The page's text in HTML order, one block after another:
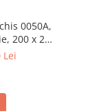
0050A,
200 x 290
Lei